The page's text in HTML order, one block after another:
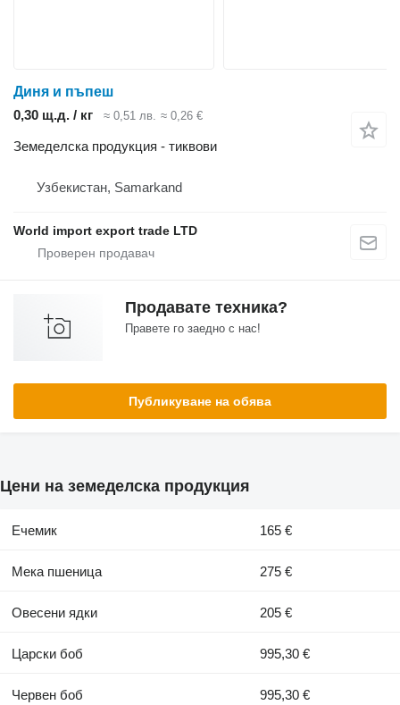
Диня и пъпеш
0,30 щ.д. / кг
≈ 0,51 лв. ≈ 0,26 €
Земеделска продукция - тиквови
Узбекистан, Samarkand
World import export trade LTD
Продавате техника?
Правете го заедно с нас!
Публикуване на обява
Цени на земеделска продукция
Ечемик 165 €
Мека пшеница 275 €
Овесени ядки 205 €
Царски боб 995,30 €
Червен боб 995,30 €